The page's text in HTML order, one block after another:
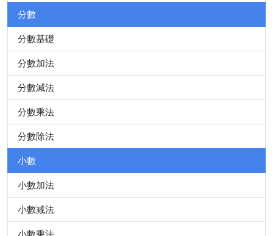
分數
分數基礎
分數加法
分數減法
分數乘法
分數除法
小數
小數加法
小數减法